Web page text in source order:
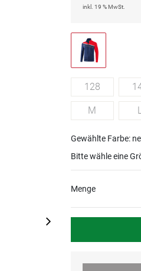
inkl. 19 % MwSt.
128
M
Gewählte Farbe:
Bitte wähle eine
Menge